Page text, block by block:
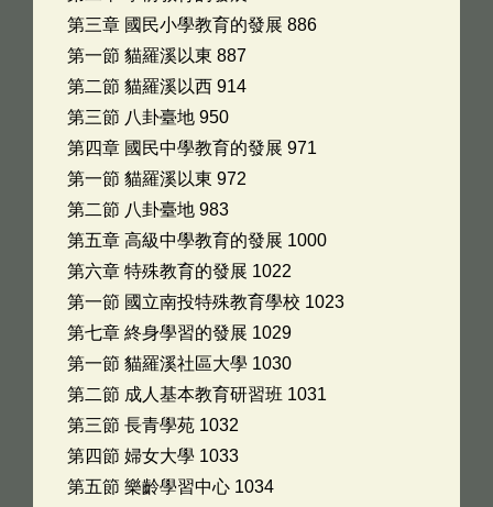
第三章 國民小學教育的發展 886
第一節 貓羅溪以東 887
第二節 貓羅溪以西 914
第三節 八卦臺地 950
第四章 國民中學教育的發展 971
第一節 貓羅溪以東 972
第二節 八卦臺地 983
第五章 高級中學教育的發展 1000
第六章 特殊教育的發展 1022
第一節 國立南投特殊教育學校 1023
第七章 終身學習的發展 1029
第一節 貓羅溪社區大學 1030
第二節 成人基本教育研習班 1031
第三節 長青學苑 1032
第四節 婦女大學 1033
第五節 樂齡學習中心 1034